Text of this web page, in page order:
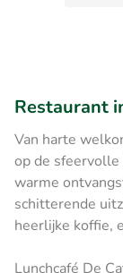
Restaurant
Van harte
op de
warme
schitterende
heerlijke koffie,
Lunchcafé De